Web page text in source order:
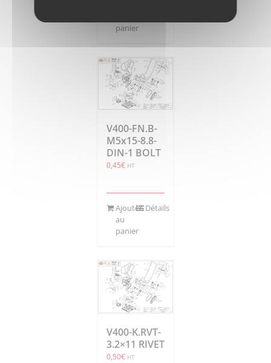
panier
V400-FN.B-
M5x15-8.8-
DIN-1 BOLT
0,45€ HT
Ajouter
au
panier
Détails
V400-K.RVT-
3.2×11 RIVET
0,50€ HT